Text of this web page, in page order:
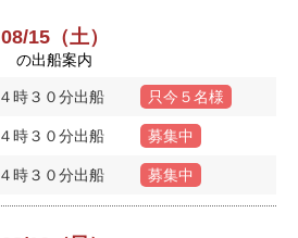
08/15（土）
の出船案内
４時３０分出船 只今５名様
４時３０分出船 募集中
４時３０分出船 募集中